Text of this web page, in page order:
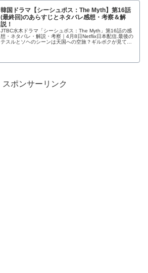
韓国ドラマ【シーシュポス：The Myth】第16話
(最終回)のあらすじとネタバレ感想・考察＆解
説！
JTBC水木ドラマ「シーシュポス：The Myth」第16話の感
想・ネタバレ・解説・考察｜4月8日Netflix日本配信.最後の
テスルとソヘのシーンは天国への空旅？ギルボクが見てい
スポンサーリンク